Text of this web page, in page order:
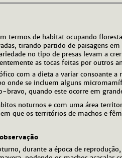
termos de habitat ocupando
tirando partido de paisagens
no tipo de presas levam a
as tocas feitas por outros
com a dieta a variar consoante
onde se incluem alguns
bravo, quando este ocorre em
noturnos e com uma área
que os territórios de machos e
durante a época de